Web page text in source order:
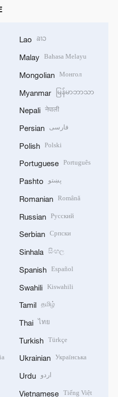
Lao ລາວ
Malay Bahasa Melayu
Mongolian Монгол
Myanmar မြန်မာဘာသာ
Nepali नेपाली
Persian فارسی
Polish Polski
Portuguese Português
Pashto پښتو
Romanian Română
Russian Русский
Serbian Српски
Sinhala සිංහල
Spanish Español
Swahili Kiswahili
Tamil தமிழ்
Thai ไทย
Turkish Türkçe
Ukrainian Українська
Urdu اردو
Vietnamese Tiếng Việt